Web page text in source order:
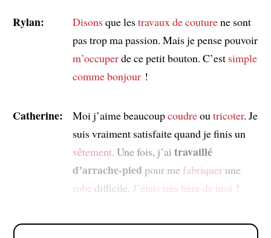
Rylan: Disonsque lestravaux de couturene sont
pas trop ma passion. Mais je pense pouvoir
m’occuperde ce petit bouton. C’est simple
comme bonjour!
Catherine: Moi j’aime beaucoupcoudreou tricoter. Je
suis vraiment satisfaite quand je finis un
vêtement. Une fois, j’ai travaillé
d’arrache-pied pour me fabriquerune
robe difficile. J’étais très fière de moi !